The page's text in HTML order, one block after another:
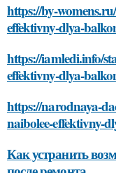
https://by-
effektivny-dlya-
https://iamledi.info/
effektivny-dlya-
https://narodnaya-
naibolee-effektivny-
Как устранить